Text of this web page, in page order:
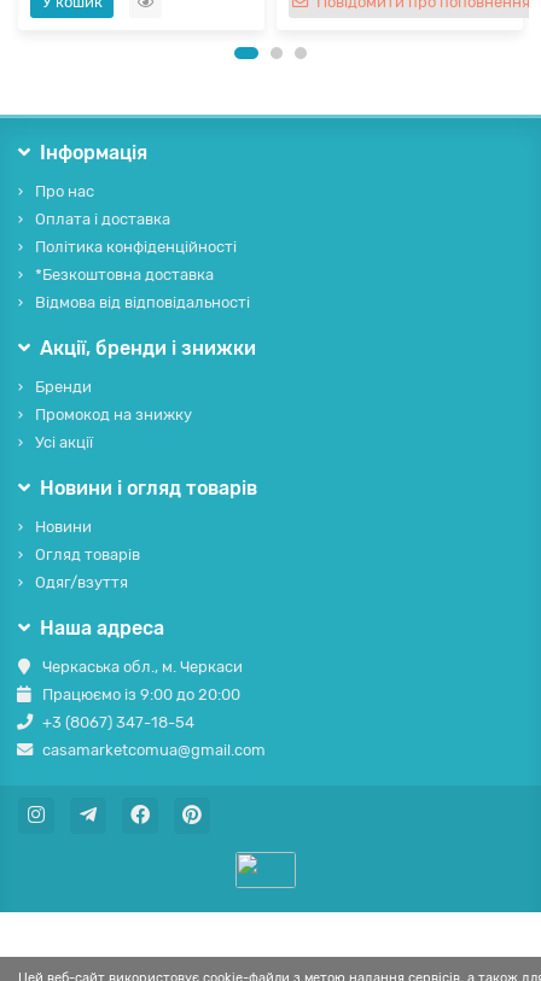
Інформація
Про нас
Оплата і доставка
Політика конфіденційності
*Безкоштовна доставка
Відмова від відповідальності
Акції, бренди і знижки
Бренди
Промокод на знижку
Усі акції
Новини і огляд товарів
Новини
Огляд товарів
Одяг/взуття
Наша адреса
Черкаська обл., м. Черкаси
Працюємо із 9:00 до 20:00
+3 (8067) 347-18-54
casamarketcomua@gmail.com